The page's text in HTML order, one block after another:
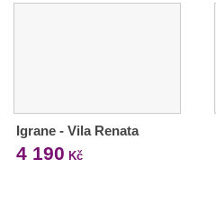
Igrane - Vila Renata
4 190 Kč